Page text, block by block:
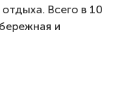
Всего в 10
и